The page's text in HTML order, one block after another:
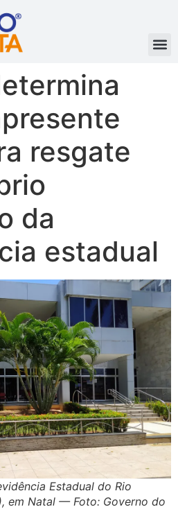
resgate
da
estadual
Estadual do Rio
em Natal — Foto: Governo do